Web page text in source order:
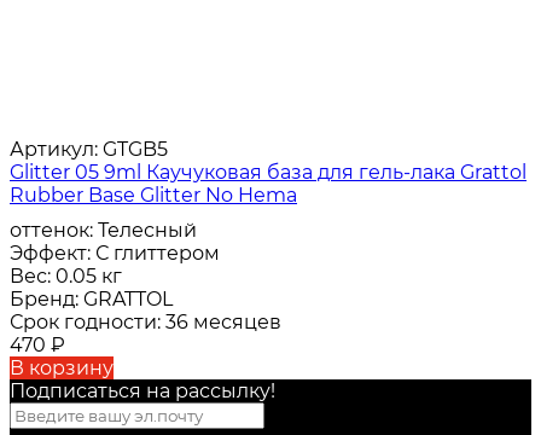
Артикул: GTGB5
Glitter 05 9ml Каучуковая база для гель-лака Grattol
Rubber Base Glitter No Hema
оттенок: Телесный
Эффект: С глиттером
Вес: 0.05 кг
Бренд: GRATTOL
Срок годности: 36 месяцев
470 ₽
В корзину
Подписаться на рассылкy!